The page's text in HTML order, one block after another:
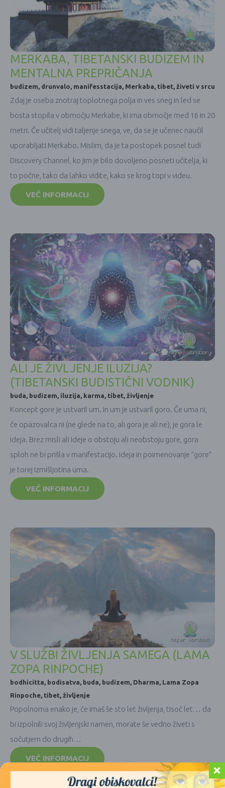
MERKABA, TIBETANSKI BUDIZEM IN
MENTALNA PREPRIČANJA
budizem, drunvalo, manifesstacija, Merkaba, tibet, živeti v srcu
Zdaj je oseba znotraj toplotnega polja in ves sneg in led se
bosta stopila v območju Merkabe, ki ima območje med 16 in 20
metri. Če učitelj vidi taljenje snega, ve, da se je učenec naučil
uporabljati Merkabo. Mislim, da je ta postopek posnel tudi
Discovery Channel, ko jim je bilo dovoljeno posneti učitelja, ki
to počne, tako da lahko vidite, kako se krog topi v videu.
VEČ INFORMACIJ
ALI JE ŽIVLJENJE ILUZIJA?
(TIBETANSKI BUDISTIČNI VODNIK)
buda budizem iluzija karma tibet življenje
Koncept gore je ustvaril um. In um je ustvaril goro. Če uma ni,
če opazovalca ni (ne glede na to, ali gora je ali ne), je gora le
ideja. Brez misli ali ideje o obstoju ali neobstoju gore, gora
sploh ne bi prišla v manifestacijo. Ideja in poimenovanje “gore”
je torej izmišljotina uma.
VEČ INFORMACIJ
V SLUŽBI ŽIVLJENJA SAMEGA (LAMA
ZOPA RINPOCHE)
bodhicitta, bodisatva, buda, budizem, Dharma, Lama Zopa
Rinpoche, tibet, življenje
Popolnoma enako je, če imaš še sto let življenja, tisoč let… da
bi izpolnili svoj življenjski namen, morate še vedno živeti s
sočutjem do drugih…
VEČ INFORMACIJ